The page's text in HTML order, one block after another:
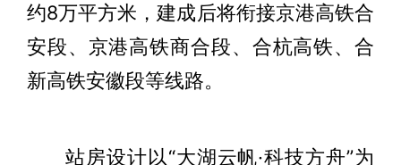
约8万平方米，建成后将衔接京港高铁合
安段、京港高铁商合段、合杭高铁、合
新高铁安徽段等线路。
站房设计以“大湖云帆·科技方舟”为